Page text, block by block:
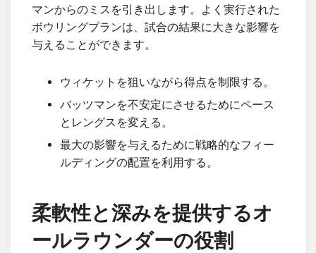
マンからのミスを引き出します。よく実行された
ボウリングプランは、試合の結果に大きな影響を
与えることができます。
ウィケットを狙いながら得点を制限する。
バッツマンを不安定にさせるためにペース
とレングスを変える。
最大の影響を与えるために戦略的なフィー
ルディングの配置を利用する。
柔軟性と深みを提供するオ
ールラウンダーの役割